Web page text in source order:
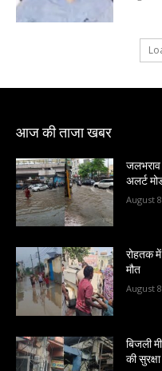
आज की ताजा खबर
जलभराव
अलर्ट
August
रोहतक
मौत
August
बिजली
की